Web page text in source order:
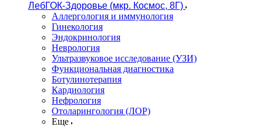
ЛебГОК-Здоровье (мкр. Космос, 8Г)
Аллергология и иммунология
Гинекология
Эндокринология
Неврология
Ультразвуковое исследование (УЗИ)
Функциональная диагностика
Ботулинотерапия
Кардиология
Нефрология
Отоларингология (ЛОР)
Еще